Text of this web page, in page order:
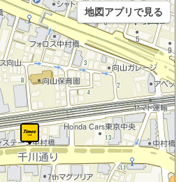
地図アプリで見る